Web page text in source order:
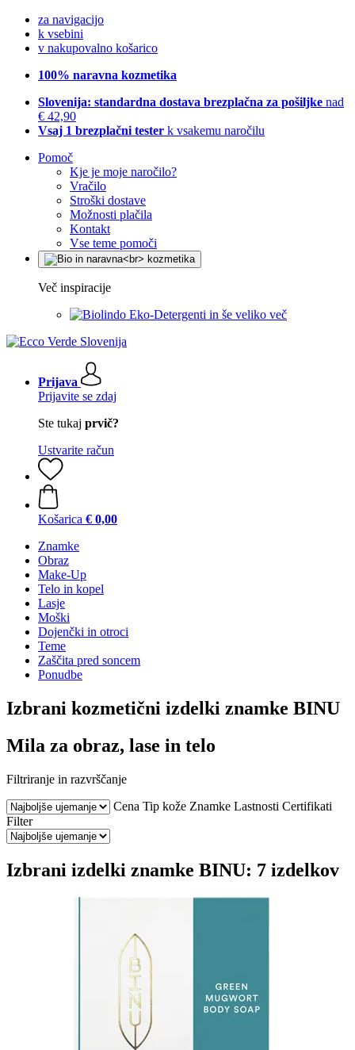
za navigacijo
k vsebini
v nakupovalno košarico
100% naravna kozmetika
Slovenija: standardna dostava brezplačna za pošiljke nad
€ 42,90
Vsaj 1 brezplačni tester k vsakemu naročilu
Pomoč
Kje je moje naročilo?
Vračilo
Stroški dostave
Možnosti plačila
Kontakt
Vse teme pomoči
Več inspiracije
Eko-Detergenti in še veliko več
Prijava
Prijavite se zdaj
Ste tukaj prvič?
Ustvarite račun
Košarica € 0,00
Znamke
Obraz
Make-Up
Telo in kopel
Lasje
Moški
Dojenčki in otroci
Teme
Zaščita pred soncem
Ponudbe
Izbrani kozmetični izdelki znamke BINU
Mila za obraz, lase in telo
Filtriranje in razvrščanje
Cena Tip kože Znamke Lastnosti Certifikati
Filter
Izbrani izdelki znamke BINU: 7 izdelkov